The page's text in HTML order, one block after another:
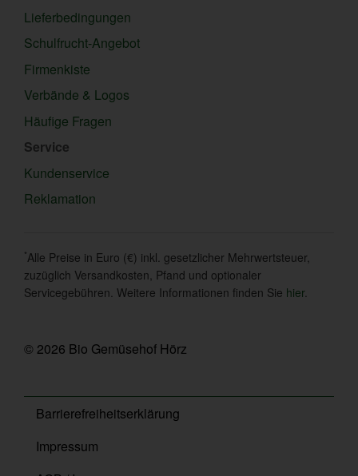
Lieferbedingungen
Schulfrucht-Angebot
Firmenkiste
Verbände & Logos
Häufige Fragen
Service
Kundenservice
Reklamation
*Alle Preise in Euro (€) inkl. gesetzlicher Mehrwertsteuer,
zuzüglich Versandkosten, Pfand und optionaler
Servicegebühren. Weitere Informationen finden Sie hier
© 2026 Bio Gemüsehof Hörz
Barrierefreiheitserklärung
Impressum